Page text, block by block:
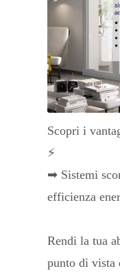
Scopri i
⚡
➡ Sistemi
efficienza
Rendi la tua
punto di vista